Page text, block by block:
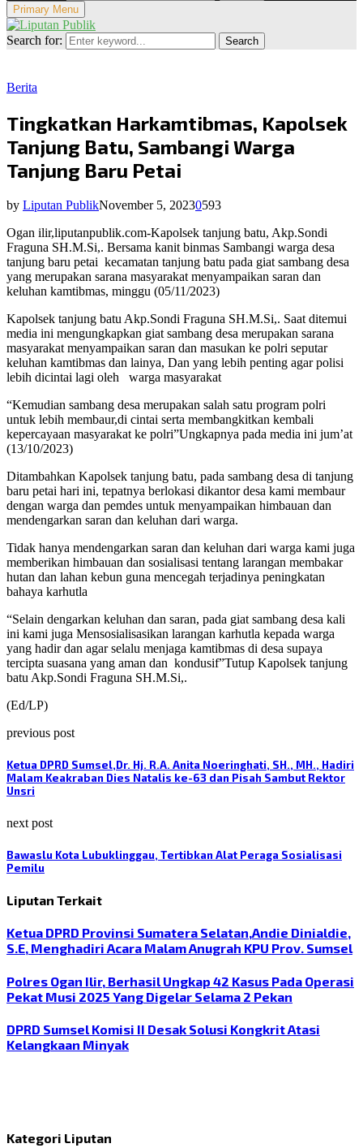
Primary Menu
Search for: Search
Berita
Tingkatkan Harkamtibmas, Kapolsek
Tanjung Batu, Sambangi Warga
Tanjung Baru Petai
by Liputan PublikNovember 5, 20230593
Ogan ilir,liputanpublik.com-Kapolsek tanjung batu, Akp.Sondi
Fraguna SH.M.Si,. Bersama kanit binmas Sambangi warga desa
tanjung baru petai kecamatan tanjung batu pada giat sambang desa
yang merupakan sarana masyarakat menyampaikan saran dan
keluhan kamtibmas, minggu (05/11/2023)
Kapolsek tanjung batu Akp.Sondi Fraguna SH.M.Si,. Saat ditemui
media ini mengungkapkan giat sambang desa merupakan sarana
masyarakat menyampaikan saran dan masukan ke polri seputar
keluhan kamtibmas dan lainya, Dan yang lebih penting agar polisi
lebih dicintai lagi oleh
warga masyarakat
“Kemudian sambang desa merupakan salah satu program polri
untuk lebih membaur,di cintai serta membangkitkan kembali
kepercayaan masyarakat ke polri”Ungkapnya pada media ini jum’at
(13/10/2023)
Ditambahkan Kapolsek tanjung batu, pada sambang desa di tanjung
baru petai hari ini, tepatnya berlokasi dikantor desa kami membaur
dengan warga dan pemdes untuk menyampaikan himbauan dan
mendengarkan saran dan keluhan dari warga.
Tidak hanya mendengarkan saran dan keluhan dari warga kami juga
memberikan himbauan dan sosialisasi tentang larangan membakar
hutan dan lahan kebun guna mencegah terjadinya peningkatan
bahaya karhutla
“Selain dengarkan keluhan dan saran, pada giat sambang desa kali
ini kami juga Mensosialisasikan larangan karhutla kepada warga
yang hadir dan agar selalu menjaga kamtibmas di desa supaya
tercipta suasana yang aman dan kondusif”Tutup Kapolsek tanjung
batu Akp.Sondi Fraguna SH.M.Si,.
(Ed/LP)
previous post
Ketua DPRD Sumsel,Dr. Hj. R.A. Anita Noeringhati, SH., MH., Hadiri
Malam Keakraban Dies Natalis ke-63 dan Pisah Sambut Rektor
Unsri
next post
Bawaslu Kota Lubuklinggau, Tertibkan Alat Peraga Sosialisasi
Pemilu
Liputan Terkait
Ketua DPRD Provinsi Sumatera Selatan,Andie Dinialdie,
S.E, Menghadiri Acara Malam Anugrah KPU Prov. Sumsel
Polres Ogan Ilir, Berhasil Ungkap 42 Kasus Pada Operasi
Pekat Musi 2025 Yang Digelar Selama 2 Pekan
DPRD Sumsel Komisi II Desak Solusi Kongkrit Atasi
Kelangkaan Minyak
Kategori Liputan